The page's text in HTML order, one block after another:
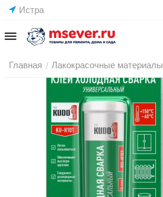
Истра
Главная / Лакокрасочные материалы